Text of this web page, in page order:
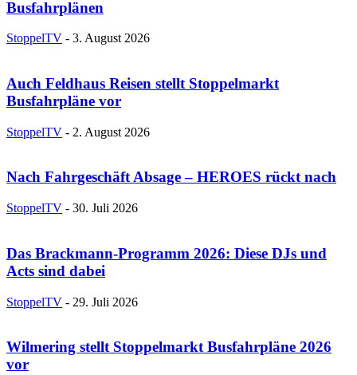
Busfahrplänen
StoppelTV - 3. August 2026
Auch Feldhaus Reisen stellt Stoppelmarkt
Busfahrpläne vor
StoppelTV - 2. August 2026
Nach Fahrgeschäft Absage – HEROES rückt nach
StoppelTV - 30. Juli 2026
Das Brackmann-Programm 2026: Diese DJs und
Acts sind dabei
StoppelTV - 29. Juli 2026
Wilmering stellt Stoppelmarkt Busfahrpläne 2026
vor